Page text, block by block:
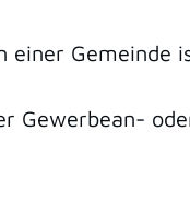
einer Gemeinde
Gewerbean-